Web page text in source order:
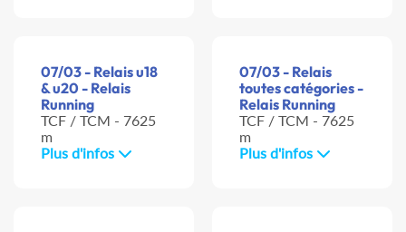
07/03 - Relais u18
& u20 - Relais
Running
TCF / TCM - 7625
m
Plus d'infos
07/03 - Relais
toutes catégories -
Relais Running
TCF / TCM - 7625
m
Plus d'infos